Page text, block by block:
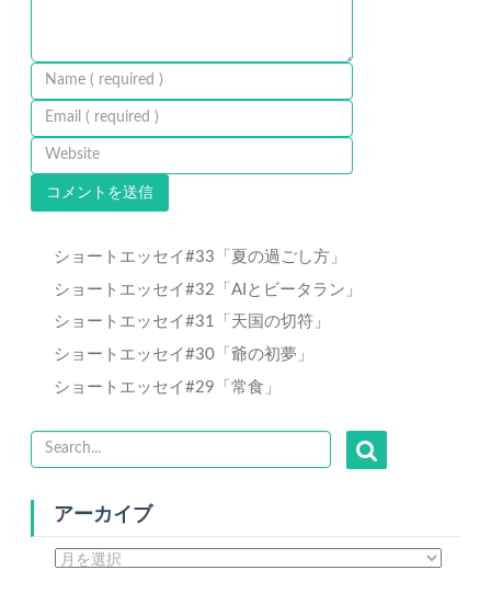
ショートエッセイ#33「夏の過ごし方」
ショートエッセイ#32「AIとビータラン」
ショートエッセイ#31「天国の切符」
ショートエッセイ#30「爺の初夢」
ショートエッセイ#29「常食」
アーカイブ